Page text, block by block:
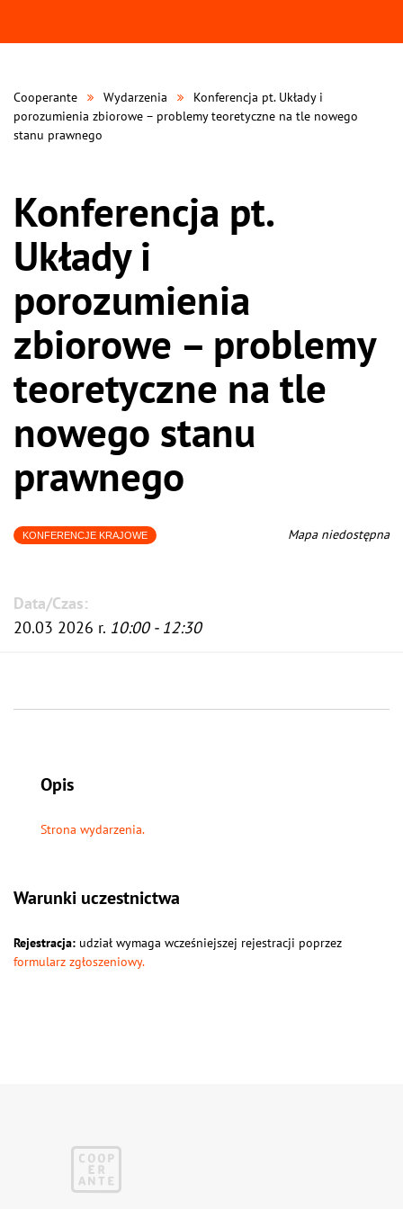
Cooperante Wydarzenia
Konferencja pt. Układy i
porozumienia zbiorowe – problemy teoretyczne na tle nowego
stanu prawnego
Konferencja pt.
Układy i
porozumienia
zbiorowe – problemy
teoretyczne na tle
nowego stanu
prawnego
Mapa niedostępna
KONFERENCJE KRAJOWE
Data/Czas:
20.03 2026 r. 10:00 - 12:30
Opis
Strona wydarzenia.
Warunki uczestnictwa
Rejestracja: udział wymaga wcześniejszej rejestracji poprzez
formularz zgłoszeniowy.